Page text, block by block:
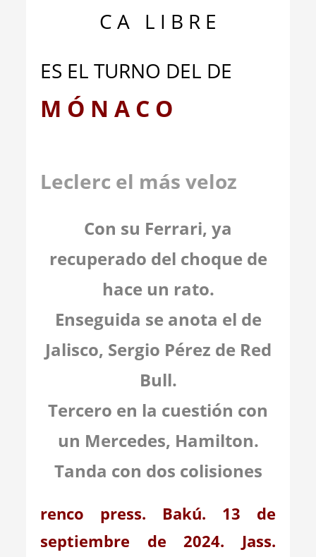
C A L I B R E
ES EL TURNO DEL DE
M Ó N A C O
Leclerc el más veloz
Con su Ferrari, ya
recuperado del choque de
hace un rato.
Enseguida se anota el de
Jalisco, Sergio Pérez de Red
Bull.
Tercero en la cuestión con
un Mercedes, Hamilton.
Tanda con dos colisiones
renco press. Bakú. 13 de
septiembre de 2024. Jass.